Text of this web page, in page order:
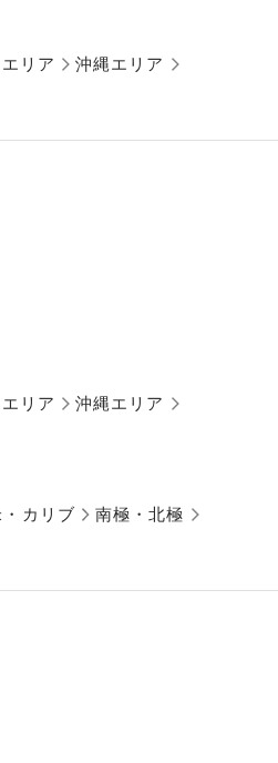
リア 沖縄エリア
リア 沖縄エリア
カリブ 南極・北極